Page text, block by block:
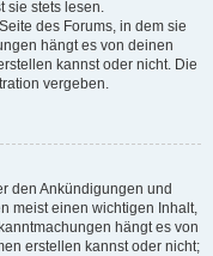
sie stets lesen.
des Forums, in dem sie
hängt es von deinen
kannst oder nicht. Die
vergeben.
den Ankündigungen und
meist einen wichtigen Inhalt,
hängt es von
erstellen kannst oder nicht;